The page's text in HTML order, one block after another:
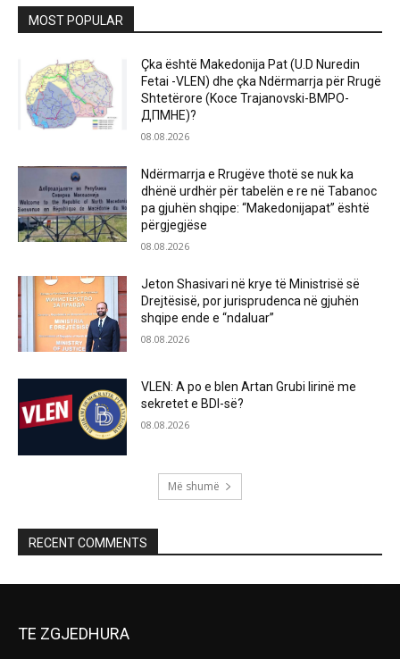
MOST POPULAR
Çka është Makedonija Pat (U.D Nuredin
Fetai -VLEN) dhe çka Ndërmarrja për Rrugë
Shtetërore (Koce Trajanovski-ВМРО-
ДПМНЕ)?
08.08.2026
Ndërmarrja e Rrugëve thotë se nuk ka
dhënë urdhër për tabelën e re në Tabanoc
pa gjuhën shqipe: “Makedonijapat” është
përgjegjëse
08.08.2026
Jeton Shasivari në krye të Ministrisë së
Drejtësisë, por jurisprudenca në gjuhën
shqipe ende e “ndaluar”
08.08.2026
VLEN: A po e blen Artan Grubi lirinë me
sekretet e BDI-së?
08.08.2026
Më shumë
RECENT COMMENTS
TE ZGJEDHURA